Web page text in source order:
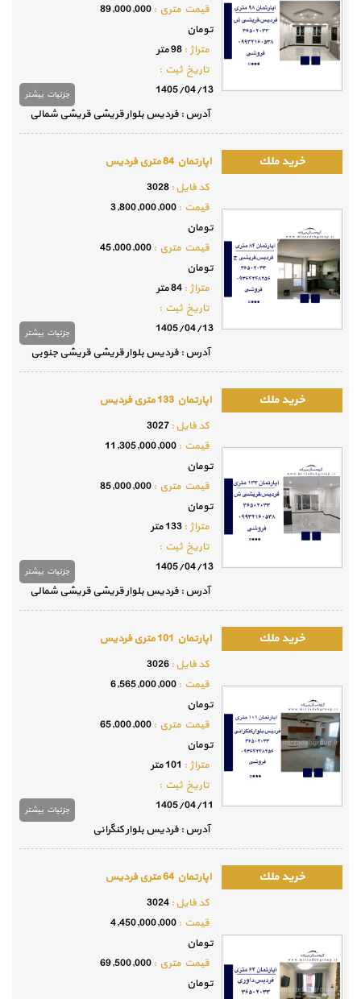
جزئيات بيشتر
قيمت متري :89,000,000
تومان
متراژ :98 متر
تاريخ ثبت :
1405/04/13
آدرس : فردیس بلوار قریشی قریشی شمالی
اپارتمان 84 متری فردیس
جزئيات بيشتر
قيمت :3,800,000,000
تومان
قيمت متري :45,000,000
تومان
متراژ :84 متر
تاريخ ثبت :
1405/04/13
آدرس : فردیس بلوار قریشی قریشی جنوبی
اپارتمان 133 متری فردیس
جزئيات بيشتر
قيمت :11,305,000,000
تومان
قيمت متري :85,000,000
تومان
متراژ :133 متر
1405/04/13
آدرس : فردیس بلوار قریشی قریشی شمالی
اپارتمان 101 متری فردیس
جزئيات بيشتر
قيمت :6,565,000,000
تومان
قيمت متري :65,000,000
تومان
متراژ :
1405/04/11
اپارتمان 64 متری فردیس
قيمت متري :69,500,000
تومان